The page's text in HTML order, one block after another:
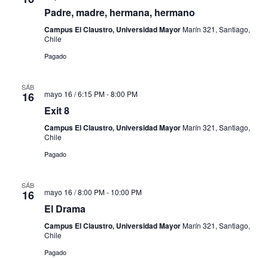
Padre, madre, hermana, hermano
Campus El Claustro, Universidad MayorMarín 321, Santiago,
Chile
Pagado
SÁB
16 mayo 16 / 6:15 PM-8:00 PM
Exit 8
Campus El Claustro, Universidad MayorMarín 321, Santiago,
Chile
Pagado
SÁB
16 mayo 16 / 8:00 PM- 10:00 PM
El Drama
Campus El Claustro, Universidad MayorMarín 321, Santiago,
Chile
Pagado